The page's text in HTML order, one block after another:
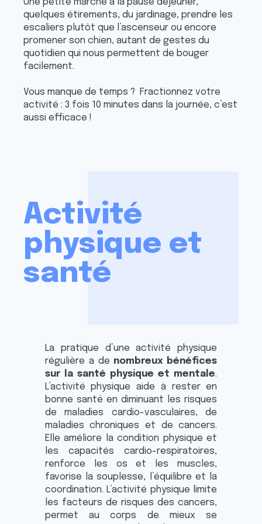
Une petite marche à la pause déjeuner,
quelques étirements, du jardinage, prendre les
escaliers plutôt que l’ascenseur ou encore
promener son chien, autant de gestes du
quotidien qui nous permettent de bouger
facilement.
Vous manque de temps ? Fractionnez votre
activité : 3 fois 10 minutes dans la journée, c’est
aussi efficace !
Activité
physique et
santé
La pratique d’une activité physique
régulière a de nombreux bénéfices
sur la santé physique et mentale.
L’activité physique aide à rester en
bonne santé en diminuant les risques
de maladies cardio-vasculaires, de
maladies chroniques et de cancers.
Elle améliore la condition physique et
les capacités cardio-respiratoires,
renforce les os et les muscles,
favorise la souplesse, l’équilibre et la
coordination. L’activité physique limite
les facteurs de risques des cancers,
permet au corps de mieux se